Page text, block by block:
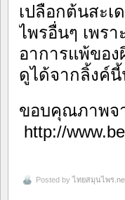
เปลือกต้นสะเ
ไพรอื่นๆ เพร
อาการแพ้ขอ
ดูได้จากลิ้งค์
ขอบคุณภาพจ
http://
Posted byไทยสมุนไพร